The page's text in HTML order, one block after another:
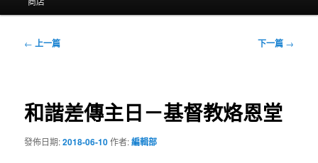
單
文
← 上一篇 下一篇 →
和諧差傳主日－基督教烙恩堂
發佈日期:2018-06-10作者:編輯部